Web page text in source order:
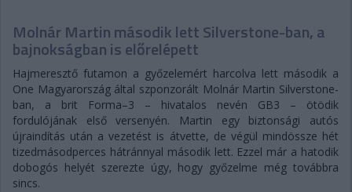
Molnár Martin második lett Silverstone-ban, a
bajnokságban is előrelépett
Hajmeresztő futamon a győzelemért harcolva lett második a
One Magyarország által szponzorált Molnár Martin Silverstone-
ban, a brit Forma–3 – hivatalos nevén GB3 – ötödik
fordulójának első versenyén. Martin egy biztonsági autós
újraindítás után a vezetést is átvette, de végül mindössze hét
tizedmásodperces hátránnyal második lett. Ezzel már a hatodik
dobogós helyét szerezte úgy, hogy győzelme még továbbra
sincs.